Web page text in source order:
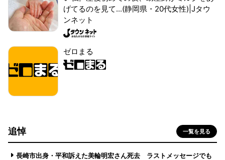
げてるのを見て...(静岡県・20代女性)|Jタウ
ンネット
ゼロまる
追悼 一覧を見る
長崎市出身・平和訴えた美輪明宏さん死去 ラストメッセージでも